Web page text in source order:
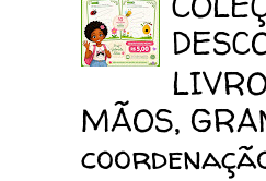
MÃOS,